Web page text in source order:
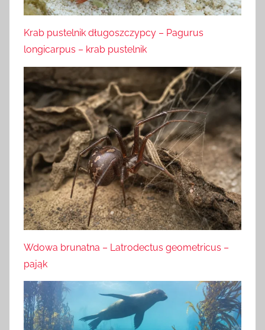
Krab pustelnik długoszczypcy – Pagurus
longicarpus – krab pustelnik
Wdowa brunatna – Latrodectus geometricus –
pająk